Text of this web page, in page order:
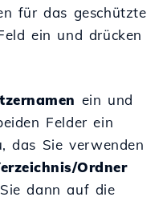
für das geschützte
ein und drücken
ein und
Felder ein
das Sie verwenden
Ordner
dann auf die